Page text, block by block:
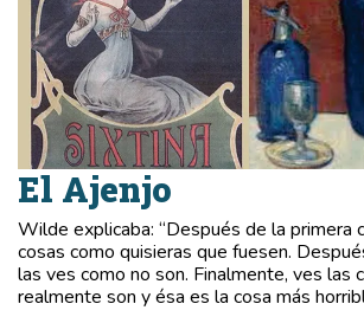
El Ajenjo
Wilde explicaba: “Después de la primera
cosas como quisieras que fuesen.
las ves como no son. Finalmente, ves las
realmente son y ésa es la cosa más